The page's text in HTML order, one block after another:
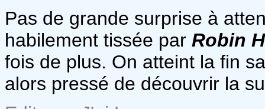
Pas de grande surprise à
habilement tissée par Robin
fois de plus. On atteint la fin
alors pressé de découvrir la